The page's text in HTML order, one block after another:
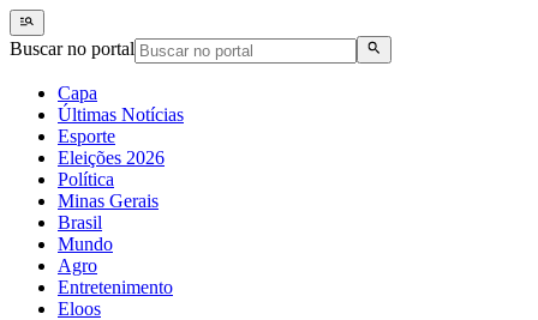
Buscar no portal
Capa
Últimas Notícias
Esporte
Eleições 2026
Política
Minas Gerais
Brasil
Mundo
Agro
Entretenimento
Eloos